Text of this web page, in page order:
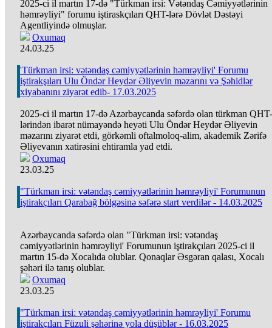
2025-ci il martın 17-də "Türkman irsi: Vətəndaş Cəmiyyətlərinin
həmrəyliyi" forumu iştiraskçıları QHT-lərə Dövlət Dəstəyi
Agentliyində olmuşlar.
Oxumaq
24.03.25
'Türkman irsi: vətəndaş cəmiyyətlərinin həmrəyliyi' Forumu
iştirakşıları Ulu Öndər Heydər Əliyevin məzarını və Şəhidlər
xiyabanını ziyarət edib- 17.03.2025
2025-ci il martın 17-də Azərbaycanda səfərdə olan türkman QHT-
lərindən ibarət nümayəndə heyəti Ulu Öndər Heydər Əliyevin
məzarını ziyarət etdi, görkəmli oftalmoloq-alim, akademik Zərifə
Əliyevanın xatirəsini ehtiramla yad etdi.
Oxumaq
23.03.25
"Türkman irsi: vətəndaş cəmiyyətlərinin həmrəyliyi' Forumunun
iştirakçıları Qarabağ bölgəsinə səfərə start verdilər - 14.03.2025
Azərbaycanda səfərdə olan "Türkman irsi: vətəndaş
cəmiyyətlərinin həmrəyliyi' Forumunun iştirakçıları 2025-ci il
martın 15-də Xocalıda olublar. Qonaqlar Əsgəran qalası, Xocalı
şəhəri ilə tanış olublar.
Oxumaq
23.03.25
"Türkman irsi: vətəndaş cəmiyyətlərinin həmrəyliyi' Forumu
iştirakçıları Füzuli şəhərinə yola düşüblər - 16.03.2025